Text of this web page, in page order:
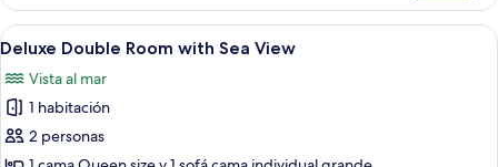
Room
Abrir
todas
las
fotos
de
Una habitación de hotel moderna
7
Deluxe Double Room with Sea View
Vista al mar
1 habitación
2 personas